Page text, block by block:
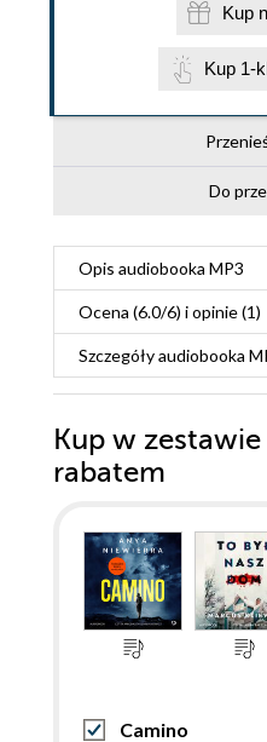
Kup 1-
Do
Opis audiobooka MP3
Ocena (6.0/6) i opinie (1)
Szczegółyaudiobooka
Kup w
rabatem
Camino